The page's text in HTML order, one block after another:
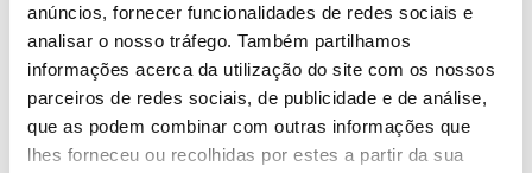
anúncios, fornecer funcionalidades de redes sociais e
analisar o nosso tráfego. Também partilhamos
informações acerca da utilização do site com os nossos
parceiros de redes sociais, de publicidade e de análise,
que as podem combinar com outras informações que
lhes forneceu ou recolhidas por estes a partir da sua
Na maioria dos casos, estes agentes afetam a
produção de pinha e/ou pinhão ou o
desenvolvimento das árvores. O mesmo se verifica
com as cochonilhas, que afetam o crescimento e
vigor dos pinheiros jovens, especialmente em